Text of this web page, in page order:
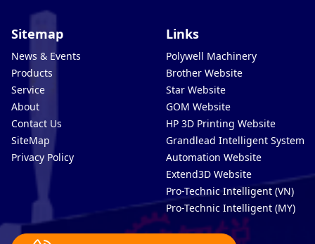
Sitemap
News & Events
Products
Service
About
Contact Us
SiteMap
Privacy Policy
Links
Polywell Machinery
Brother Website
Star Website
GOM Website
HP 3D Printing Website
Grandlead Intelligent Systems
Automation Website
Extend3D Website
Pro-Technic Intelligent (VN)
Pro-Technic Intelligent (MY)